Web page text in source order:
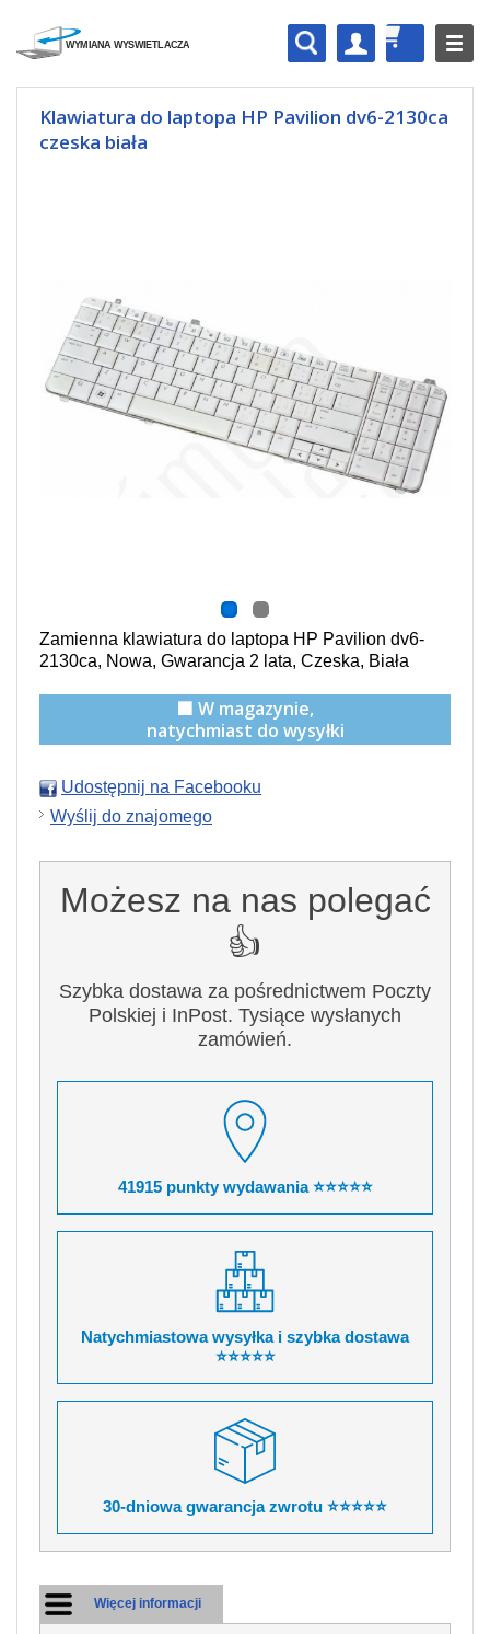
Klawiatura do laptopa HP Pavilion dv6-2130ca
czeska biała
Zamienna klawiatura do laptopa HP Pavilion dv6-
2130ca, Nowa, Gwarancja 2 lata, Czeska, Biała
🟩 W magazynie,
natychmiast do wysyłki
Udostępnij na Facebooku
Wyślij do znajomego
Możesz na nas polegać
👍
Szybka dostawa za pośrednictwem Poczty
Polskiej i InPost. Tysiące wysłanych
zamówień.
41915 punkty wydawania ⭐⭐⭐⭐⭐
Natychmiastowa wysyłka i szybka dostawa
⭐⭐⭐⭐⭐
30-dniowa gwarancja zwrotu ⭐⭐⭐⭐⭐
Więcej informacji